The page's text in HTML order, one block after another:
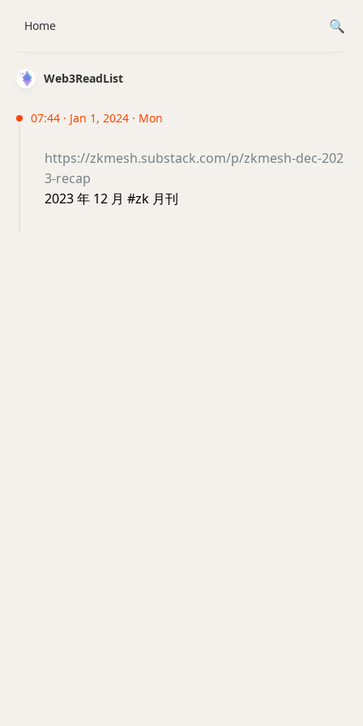
Web3ReadList
07:44 · Jan 1, 2024 · Mon
https://zkmesh.substack.com/p/zkmesh-dec-202
3-recap
2023 年 12 月 #zk 月刊
Home